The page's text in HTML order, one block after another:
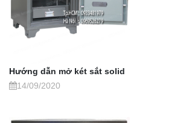
Hướng dẫn mở két sắt solid
14/09/2020